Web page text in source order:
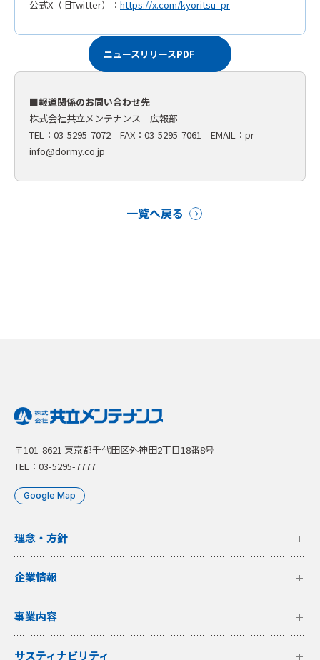
公式X（旧Twitter）： https://x.com/kyoritsu_pr
ニュースリリースPDF
■報道関係のお問い合わせ先
株式会社共立メンテナンス 広報部
TEL：03-5295-7072 FAX：03-5295-7061 EMAIL： pr-
info@dormy.co.jp
一覧へ戻る
〒101-8621 東京都千代田区外神田2丁目18番8号
TEL：03-5295-7777
Google Map
理念・方針
企業情報
事業内容
サスティナビリティ